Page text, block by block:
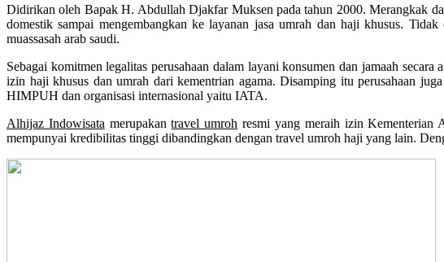
Didirikan oleh Bapak H. Abdullah Djakfar Muksen pada tahun 2000. Merangkak
domestik sampai mengembangkan ke layanan jasa umrah dan haji khusus.
muassasah arab saudi.
Sebagai komitmen legalitas perusahaan dalam layani konsumen dan jamaah
izin haji khusus dan umrah dari kementrian agama. Disamping itu perusahaan
HIMPUH dan organisasi internasional yaitu IATA.
Alhijaz Indowisata merupakantravel umroh resmi yang meraih izin
mempunyai kredibilitas tinggi dibandingkan dengan travel umroh haji yang lain.